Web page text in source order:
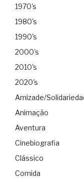
1970's
1980's
1990's
2000's
2010's
2020's
Amizade/
Animação
Aventura
Cinebiografia
Clássico
Comida